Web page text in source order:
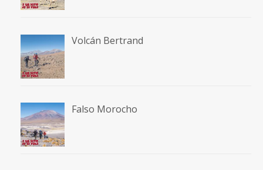
Volcán Bertrand
Falso Morocho